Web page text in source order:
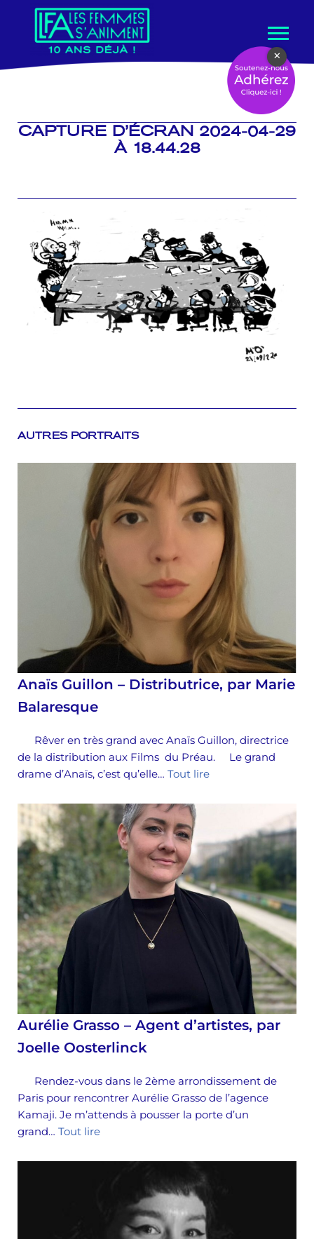
contenu
CAPTURE D’ÉCRAN 2024-04-29
À 18.44.28
AUTRES PORTRAITS
Anaïs Guillon – Distributrice, par Marie
Balaresque
Rêver en très grand avec Anaïs Guillon, directrice
de la distribution aux Films du Préau. Le grand
drame d’Anaïs, c’est qu’elle… Tout lire
Aurélie Grasso – Agent d’artistes, par
Joelle Oosterlinck
Rendez-vous dans le 2ème arrondissement de
Paris pour rencontrer Aurélie Grasso de l’agence
Kamaji. Je m’attends à pousser la porte d’un
grand… Tout lire
×